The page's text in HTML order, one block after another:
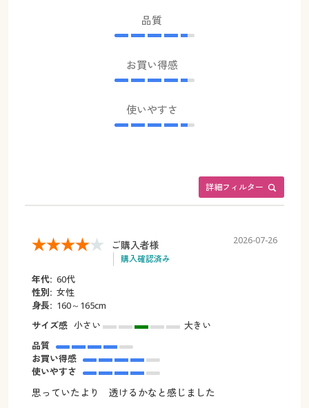
品質
お買い得感
使いやすさ
詳細フィルター
ご購入者様
購入確認済み
2026-07-26
年代: 60代
性別: 女性
身長: 160～165cm
サイズ感 小さい
大きい
品質
お買い得感
使いやすさ
思っていたより 透けるかなと感じました